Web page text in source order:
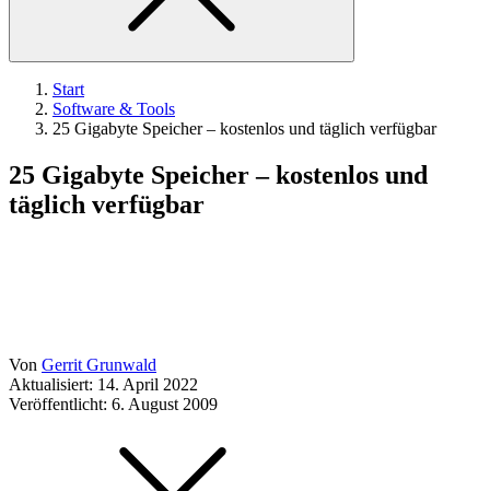
Start
Software & Tools
25 Gigabyte Speicher – kostenlos und täglich verfügbar
25 Gigabyte Speicher – kostenlos und
täglich verfügbar
Von Gerrit Grunwald
Aktualisiert: 14. April 2022
Veröffentlicht: 6. August 2009